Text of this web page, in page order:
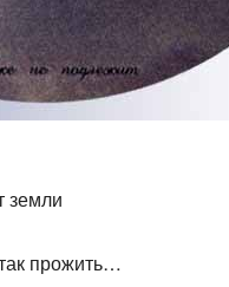
земли
прожить…